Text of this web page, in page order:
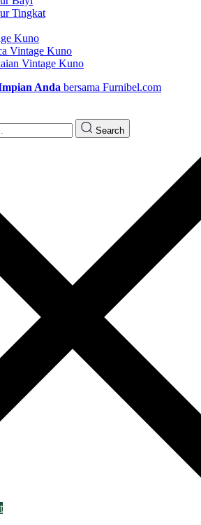
Tingkat
Kuno
Vintage Kuno
Vintage Kuno
Anda bersama Furnibel.com
Search